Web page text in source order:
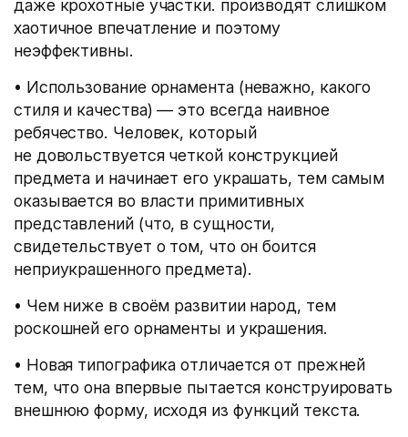
даже крохотные участки. производят слишком
хаотичное впечатление и поэтому
неэффективны.
• Использование орнамента (неважно, какого
стиля и качества) — это всегда наивное
ребячество. Человек, который
не довольствуется четкой конструкцией
предмета и начинает его украшать, тем самым
оказывается во власти примитивных
представлений (что, в сущности,
свидетельствует о том, что он боится
неприукрашенного предмета).
• Чем ниже в своём развитии народ, тем
роскошней его орнаменты и украшения.
• Новая типографика отличается от прежней
тем, что она впервые пытается конструировать
внешнюю форму, исходя из функций текста.